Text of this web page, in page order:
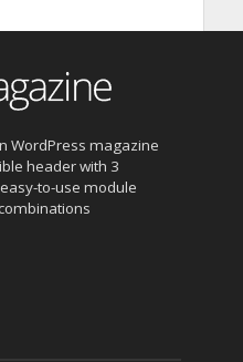
WordPress magazine
header with 3
to-use module